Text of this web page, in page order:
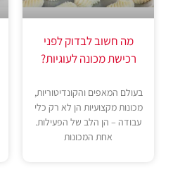
מה חשוב לבדוק לפני
רכישת מכונה לעוגיות?
בעולם המאפים והקונדיטוריות,
מכונות מקצועיות הן לא רק כלי
עבודה – הן הלב של הפעילות.
אחת המכונות